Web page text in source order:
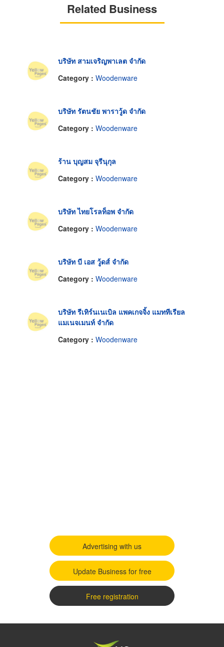
Related Business
บริษัท สามเจริญพาเลต จำกัด
Category : Woodenware
บริษัท รัตนชัย พาราวู้ด จำกัด
Category : Woodenware
ร้าน บุญสม จุรีนุกุล
Category : Woodenware
บริษัท ไทยโรลท็อพ จำกัด
Category : Woodenware
บริษัท บี เอส วู้ดส์ จำกัด
Category : Woodenware
บริษัท รีเทิร์นเนเบิล แพคเกจจิ้ง แมททีเรียล
แมเนจเมนท์ จำกัด
Category : Woodenware
Advertising with us
Update Business for free
Free registration